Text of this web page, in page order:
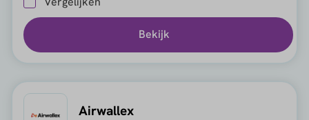
Bekijk
Airwallex